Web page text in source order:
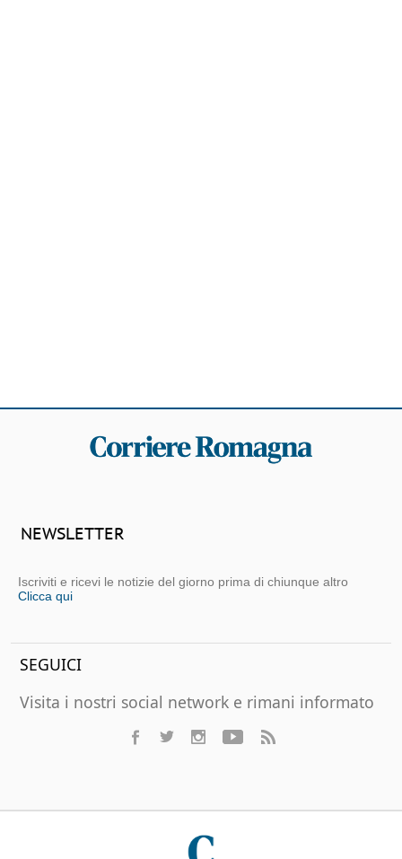
NEWSLETTER
Iscriviti e ricevi le notizie del giorno prima di chiunque altro
Clicca qui
SEGUICI
Visita i nostri social network e rimani informato